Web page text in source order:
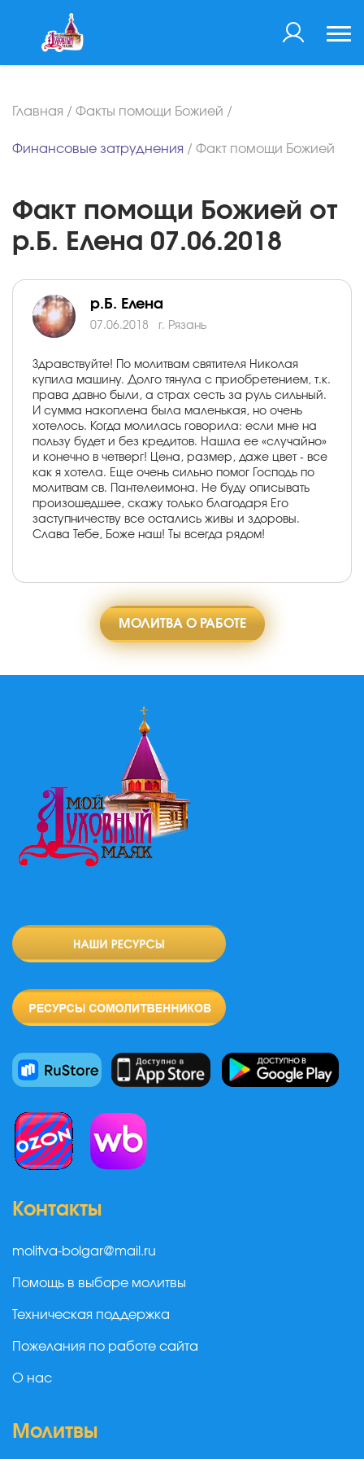
Главная / Факты помощи Божией /
Финансовые затруднения / Факт помощи Божией
Факт помощи Божией от
р.Б. Елена 07.06.2018
р.Б. Елена
07.06.2018 г. Рязань
Здравствуйте! По молитвам святителя Николая
купила машину. Долго тянула с приобретением, т.к.
права давно были, а страх сесть за руль сильный.
И сумма накоплена была маленькая, но очень
хотелось. Когда молилась говорила: если мне на
пользу будет и без кредитов. Нашла ее «случайно»
и конечно в четверг! Цена, размер, даже цвет - все
как я хотела. Еще очень сильно помог Господь по
молитвам св. Пантелеимона. Не буду описывать
произошедшее, скажу только благодаря Его
заступничеству все остались живы и здоровы.
Слава Тебе, Боже наш! Ты всегда рядом!
МОЛИТВА О РАБОТЕ
Контакты
molitva-bolgar@mail.ru
Помощь в выборе молитвы
Техническая поддержка
Пожелания по работе сайта
О нас
Молитвы